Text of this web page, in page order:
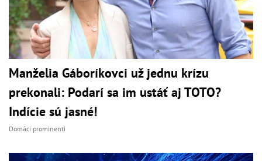
Manželia Gáboríkovci už jednu krízu
prekonali: Podarí sa im ustáť aj TOTO?
Indície sú jasné!
Domáci prominenti